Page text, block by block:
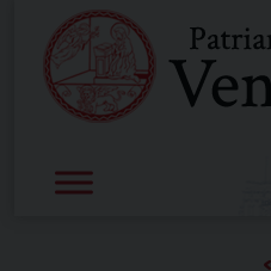
content